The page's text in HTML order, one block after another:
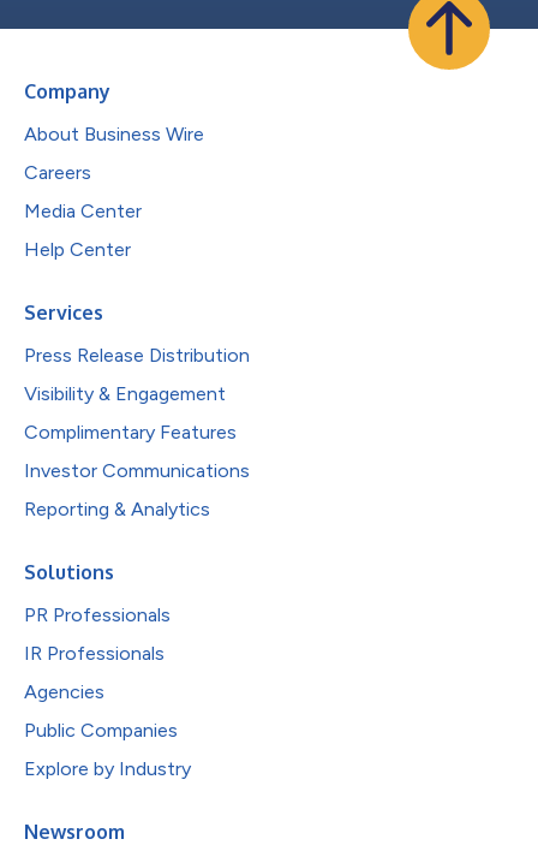
Company
About Business Wire
Careers
Media Center
Help Center
Services
Press Release Distribution
Visibility & Engagement
Complimentary Features
Investor Communications
Reporting & Analytics
Solutions
PR Professionals
IR Professionals
Agencies
Public Companies
Explore by Industry
Newsroom